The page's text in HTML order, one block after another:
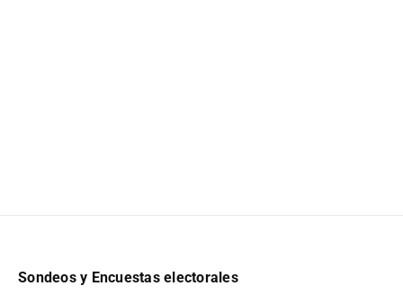
Sondeos y Encuestas electorales